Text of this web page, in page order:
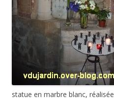
statue en marbre blanc,